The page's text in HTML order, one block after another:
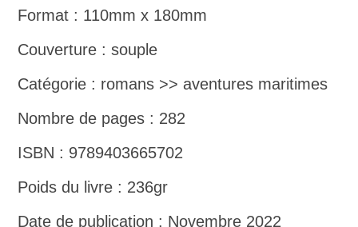
Format : 110mm x 180mm
Couverture : souple
Catégorie : romans >> aventures maritimes
Nombre de pages : 282
ISBN : 9789403665702
Poids du livre : 236gr
Date de publication : Novembre 2022